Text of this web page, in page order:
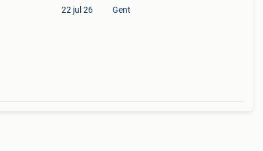
22 jul 26 Gent